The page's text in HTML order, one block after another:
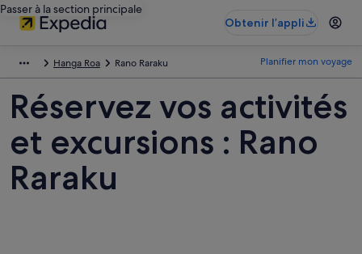
Passer à la section principale
Obtenir l’appli
Hanga Roa Rano Raraku Planifier mon voyage
Réservez vos activités
et excursions : Rano
Raraku